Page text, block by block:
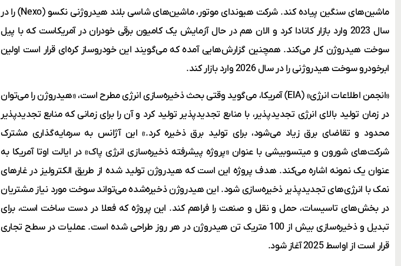
ماشین‌های سنگین پیاده کند. شرکت هیوندای موتور، ماشین‌های شاسی بلند هیدروژنی نکسو (Nexo) را در
سال 2023 وارد بازار کانادا کرد و الان هم در حال آزمایش یک کامیون برقی خودران در آمریکاست که با پیل
سوخت هیدروژن کار می‌‌کند. همچنین گزارش‌هایی آمده که می‌گویند این خودروساز کره‌ای قرار است اولین
ابرخودرو سوخت هیدروژنی را در سال 2026 وارد بازار کند.
«انجمن اطلاعات انرژی» (EIA) آمریکا، می‌گوید وقتی بحث ذخیره‌سازی انرژی مطرح است، «هیدروژن را می‌توان
در زمان تولید بالای انرژی تجدیدپذیر، با منابع تجدیدپذیر تولید کرد و آن را برای زمانی که منابع تجدیدپذیر
محدود و تقاضای برق زیاد می‌شود، برای تولید برق ذخیره کرد.» این آژانس به سرمایه‌گذاری مشترک
شرکت‌های شورون و میتسوبیشی با عنوان «پروژه پیشرفته ذخیره‌سازی انرژی پاک» در ایالت اوتا آمریکا به
عنوان یک نمونه اشاره می‌کند. هدف پروژه این است که هیدروژن تولید شده از طریق الکترولیز در غارهای
نمک با انرژی‌های تجدیدپذیر ذخیره‌سازی شود. این هیدروژن ذخیره‌شده می‌تواند سوخت مورد نیاز مشتریان
در بخش‌های تاسیسات، حمل و نقل و صنعت را فراهم کند. این پروژه که فعلا در دست ساخت است، برای
تبدیل و ذخیره‌سازی بیش از 100 متریک تن هیدروژن در هر روز طراحی شده است. عملیات در سطح تجاری
قرار است از اواسط 2025 آغاز شود.